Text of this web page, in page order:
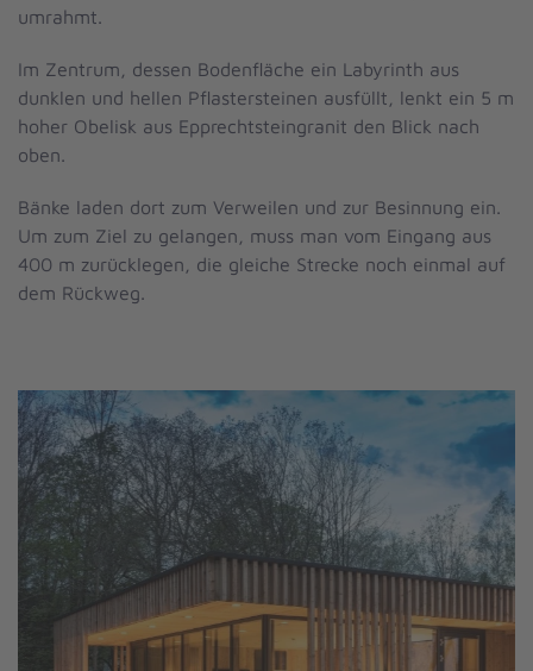
umrahmt.
Im Zentrum, dessen Bodenfläche ein Labyrinth aus
dunklen und hellen Pflastersteinen ausfüllt, lenkt ein 5 m
hoher Obelisk aus Epprechtsteingranit den Blick nach
oben.
Bänke laden dort zum Verweilen und zur Besinnung ein.
Um zum Ziel zu gelangen, muss man vom Eingang aus
400 m zurücklegen, die gleiche Strecke noch einmal auf
dem Rückweg.